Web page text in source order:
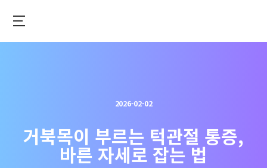
으
턱
위
한
2026-02-02
거북목이 부르는 턱관절 통증,
바른 자세로 잡는 법